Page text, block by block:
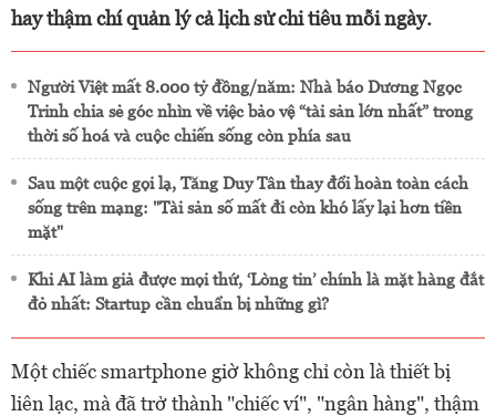
hay thậm chí quản lý cả lịch sử chi tiêu mỗi ngày.
Người Việt mất 8.000 tỷ đồng/năm: Nhà báo Dương Ngọc
Trinh chia sẻ góc nhìn về việc bảo vệ “tài sản lớn nhất” trong
thời số hoá và cuộc chiến sống còn phía sau
Sau một cuộc gọi lạ, Tăng Duy Tân thay đổi hoàn toàn cách
sống trên mạng: "Tài sản số mất đi còn khó lấy lại hơn tiền
mặt"
Khi AI làm giả được mọi thứ, ‘Lòng tin’ chính là mặt hàng đắt
đỏ nhất: Startup cần chuẩn bị những gì?
Một chiếc smartphone giờ không chỉ còn là thiết bị
liên lạc, mà đã trở thành "chiếc ví", "ngân hàng", thậm